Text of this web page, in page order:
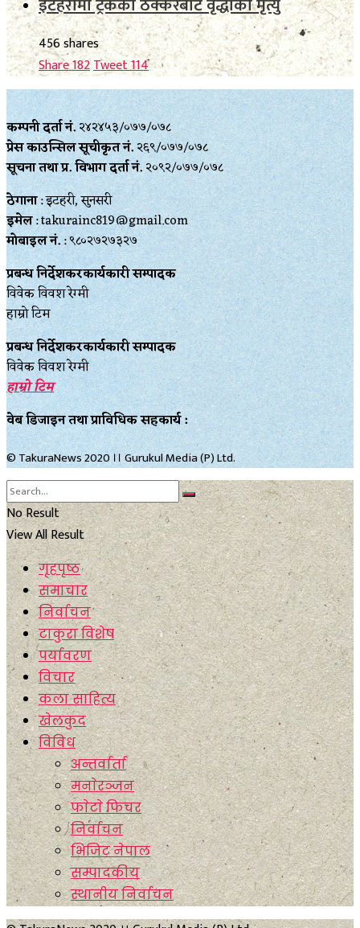
456 shares
Share182Tweet114
कम्पनी दर्ता नं.२४२४५३/०७७/०७८
प्रेस काउन्सिल सूचीकृत नं.२६९/०७७/०७८
सूचना तथा प्र‍. विभाग दर्ता नं.२०९२/०७७/०७८
ठेगाना: इटहरी, सुनसरी
इमेल: takurainc819@gmail.com
मोबाइल नं.: ९८०२७२७३२७
प्रबन्ध निर्देशकरकार्यकारी सम्पादक
विवेक विवश रेग्मी
हाम्रो टिम
प्रबन्ध निर्देशकरकार्यकारी सम्पादक
विवेक विवश रेग्मी
हाम्रो टिम
वेब डिजाइन तथा प्राविधिक सहकार्य :
© TakuraNews 2020 ।। Gurukul Media (P) Ltd.
No Result
View All Result
गृहपृष्ठ
समाचार
निर्वाचन
टाकुरा विशेष
पर्यावरण
विचार
कला साहित्य
खेलकुद
विविध
अन्तर्वार्ता
मनाेरञ्जन
फाेटाे फिचर
निर्वाचन
भिजिट नेपाल
सम्पादकीय
स्थानीय निर्वाचन